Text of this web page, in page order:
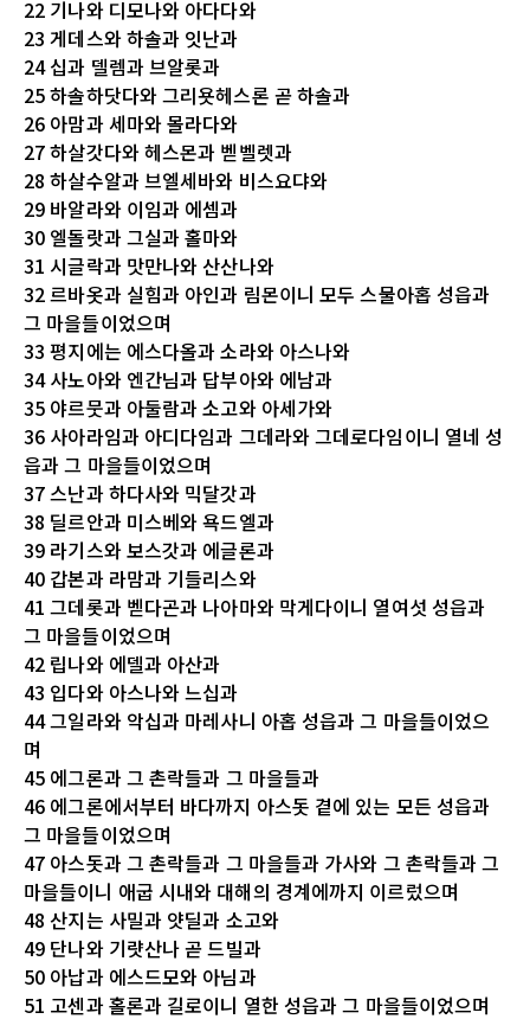
22 기나와 디모나와 아다다와
23 게데스와 하솔과 잇난과
24 십과 델렘과 브알롯과
25 하솔하닷다와 그리욧헤스론 곧 하솔과
26 아맘과 세마와 몰라다와
27 하살갓다와 헤스몬과 벧벨렛과
28 하살수알과 브엘세바와 비스요댜와
29 바알라와 이임과 에셈과
30 엘돌랏과 그실과 홀마와
31 시글락과 맛만나와 산산나와
32 르바옷과 실힘과 아인과 림몬이니 모두 스물아홉 성읍과
그 마을들이었으며
33 평지에는 에스다올과 소라와 아스나와
34 사노아와 엔간님과 답부아와 에남과
35 야르뭇과 아둘람과 소고와 아세가와
36 사아라임과 아디다임과 그데라와 그데로다임이니 열네 성
읍과 그 마을들이었으며
37 스난과 하다사와 믹달갓과
38 딜르안과 미스베와 욕드엘과
39 라기스와 보스갓과 에글론과
40 갑본과 라맘과 기들리스와
41 그데롯과 벧다곤과 나아마와 막게다이니 열여섯 성읍과
그 마을들이었으며
42 립나와 에델과 아산과
43 입다와 아스나와 느십과
44 그일라와 악십과 마레사니 아홉 성읍과 그 마을들이었으
며
45 에그론과 그 촌락들과 그 마을들과
46 에그론에서부터 바다까지 아스돗 곁에 있는 모든 성읍과
그 마을들이었으며
47 아스돗과 그 촌락들과 그 마을들과 가사와 그 촌락들과 그
마을들이니 애굽 시내와 대해의 경계에까지 이르렀으며
48 산지는 사밀과 얏딜과 소고와
49 단나와 기럇산나 곧 드빌과
50 아납과 에스드모와 아님과
51 고센과 홀론과 길로이니 열한 성읍과 그 마을들이었으며